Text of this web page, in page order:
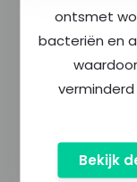
Meer dan400
Specificaties
ontsmet
bacteriën en
Bekijk